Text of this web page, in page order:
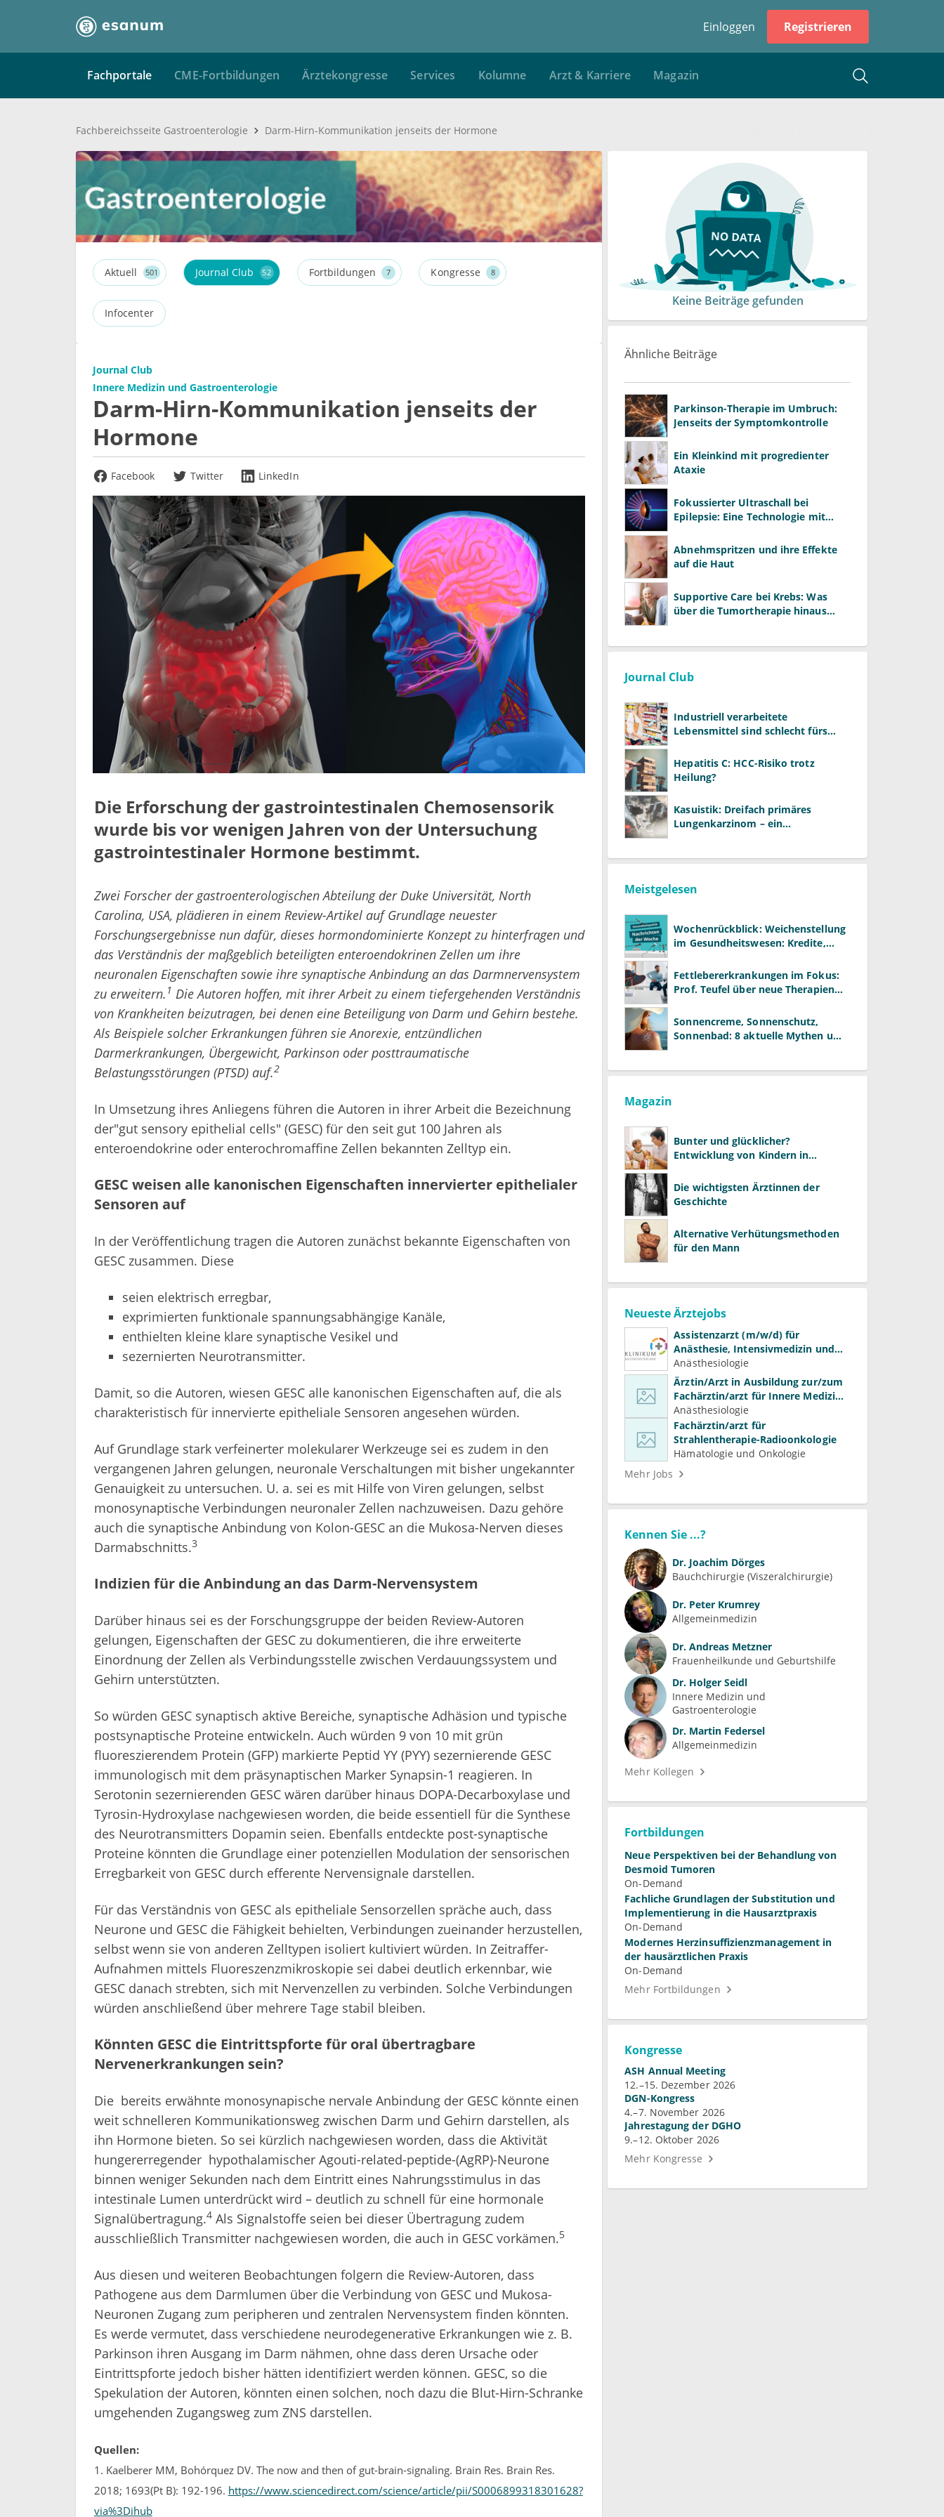
Einloggen Registrieren
Fachportale CME-Fortbildungen Ärztekongresse Services Kolumne Arzt & Karriere Magazin
Fachbereichsseite Gastroenterologie Darm-Hirn-Kommunikation jenseits der Hormone
Aktuell 501 Journal Club 52 Fortbildungen 7 Kongresse 8
Infocenter
Journal Club
Innere Medizin und Gastroenterologie
Darm-Hirn-Kommunikation jenseits der
Hormone
Facebook Twitter LinkedIn
Die Erforschung der gastrointestinalen Chemosensorik
wurde bis vor wenigen Jahren von der Untersuchung
gastrointestinaler Hormone bestimmt.
Zwei Forscher der gastroenterologischen Abteilung der Duke Universität, North
Carolina, USA, plädieren in einem Review-Artikel auf Grundlage neuester
Forschungsergebnisse nun dafür, dieses hormondominierte Konzept zu hinterfragen und
das Verständnis der maßgeblich beteiligten enteroendokrinen Zellen um ihre
neuronalen Eigenschaften sowie ihre synaptische Anbindung an das Darmnervensystem
zu erweitern. 1 Die Autoren hoffen, mit ihrer Arbeit zu einem tiefergehenden Verständnis
von Krankheiten beizutragen, bei denen eine Beteiligung von Darm und Gehirn bestehe.
Als Beispiele solcher Erkrankungen führen sie Anorexie, entzündlichen
Darmerkrankungen, Übergewicht, Parkinson oder posttraumatische
Belastungsstörungen (PTSD) auf.2
In Umsetzung ihres Anliegens führen die Autoren in ihrer Arbeit die Bezeichnung
der"gut sensory epithelial cells" (GESC) für den seit gut 100 Jahren als
enteroendokrine oder enterochromaffine Zellen bekannten Zelltyp ein.
GESC weisen alle kanonischen Eigenschaften innervierter epithelialer
Sensoren auf
In der Veröffentlichung tragen die Autoren zunächst bekannte Eigenschaften von
GESC zusammen. Diese
seien elektrisch erregbar,
exprimierten funktionale spannungsabhängige Kanäle,
enthielten kleine klare synaptische Vesikel und
sezernierten Neurotransmitter.
Damit, so die Autoren, wiesen GESC alle kanonischen Eigenschaften auf, die als
charakteristisch für innervierte epitheliale Sensoren angesehen würden.
Auf Grundlage stark verfeinerter molekularer Werkzeuge sei es zudem in den
vergangenen Jahren gelungen, neuronale Verschaltungen mit bisher ungekannter
Genauigkeit zu untersuchen. U. a. sei es mit Hilfe von Viren gelungen, selbst
monosynaptische Verbindungen neuronaler Zellen nachzuweisen. Dazu gehöre
auch die synaptische Anbindung von Kolon-GESC an die Mukosa-Nerven dieses
Darmabschnitts.3
Indizien für die Anbindung an das Darm-Nervensystem
Darüber hinaus sei es der Forschungsgruppe der beiden Review-Autoren
gelungen, Eigenschaften der GESC zu dokumentieren, die ihre erweiterte
Einordnung der Zellen als Verbindungsstelle zwischen Verdauungssystem und
Gehirn unterstützten.
So würden GESC synaptisch aktive Bereiche, synaptische Adhäsion und typische
postsynaptische Proteine entwickeln. Auch würden 9 von 10 mit grün
fluoreszierendem Protein (GFP) markierte Peptid YY (PYY) sezernierende GESC
immunologisch mit dem präsynaptischen Marker Synapsin-1 reagieren. In
Serotonin sezernierenden GESC wären darüber hinaus DOPA-Decarboxylase und
Tyrosin-Hydroxylase nachgewiesen worden, die beide essentiell für die Synthese
des Neurotransmitters Dopamin seien. Ebenfalls entdeckte post-synaptische
Proteine könnten die Grundlage einer potenziellen Modulation der sensorischen
Erregbarkeit von GESC durch efferente Nervensignale darstellen.
Für das Verständnis von GESC als epitheliale Sensorzellen spräche auch, dass
Neurone und GESC die Fähigkeit behielten, Verbindungen zueinander herzustellen,
selbst wenn sie von anderen Zelltypen isoliert kultiviert würden. In Zeitraffer-
Aufnahmen mittels Fluoreszenzmikroskopie sei dabei deutlich erkennbar, wie
GESC danach strebten, sich mit Nervenzellen zu verbinden. Solche Verbindungen
würden anschließend über mehrere Tage stabil bleiben.
Könnten GESC die Eintrittspforte für oral übertragbare
Nervenerkrankungen sein?
Die bereits erwähnte monosynapische nervale Anbindung der GESC könnte einen
weit schnelleren Kommunikationsweg zwischen Darm und Gehirn darstellen, als
ihn Hormone bieten. So sei kürzlich nachgewiesen worden, dass die Aktivität
hungererregender hypothalamischer Agouti-related-peptide-(AgRP)-Neurone
binnen weniger Sekunden nach dem Eintritt eines Nahrungsstimulus in das
intestinale Lumen unterdrückt wird – deutlich zu schnell für eine hormonale
Signalübertragung.4Als Signalstoffe seien bei dieser Übertragung zudem
ausschließlich Transmitter nachgewiesen worden, die auch in GESC vorkämen.5
Aus diesen und weiteren Beobachtungen folgern die Review-Autoren, dass
Pathogene aus dem Darmlumen über die Verbindung von GESC und Mukosa-
Neuronen Zugang zum peripheren und zentralen Nervensystem finden könnten.
Es werde vermutet, dass verschiedene neurodegenerative Erkrankungen wie z. B.
Parkinson ihren Ausgang im Darm nähmen, ohne dass deren Ursache oder
Eintrittspforte jedoch bisher hätten identifiziert werden können. GESC, so die
Spekulation der Autoren, könnten einen solchen, noch dazu die Blut-Hirn-Schranke
umgehenden Zugangsweg zum ZNS darstellen.
Quellen:
1. Kaelberer MM, Bohórquez DV. The now and then of gut-brain-signaling. Brain Res. Brain Res.
2018; 1693(Pt B): 192-196. https://www.sciencedirect.com/science/article/pii/S0006899318301628?
via%3Dihub
Keine Beiträge gefunden
Ähnliche Beiträge
Parkinson-Therapie im Umbruch:
Jenseits der Symptomkontrolle
Ein Kleinkind mit progredienter
Ataxie
Fokussierter Ultraschall bei
Epilepsie: Eine Technologie mit
Abnehmspritzen und ihre Effekte
auf die Haut
Supportive Care bei Krebs: Was
über die Tumortherapie hinaus
Journal Club
Industriell verarbeitete
Lebensmittel sind schlecht fürs
Hepatitis C: HCC-Risiko trotz
Heilung?
Kasuistik: Dreifach primäres
Lungenkarzinom – ein
Meistgelesen
Wochenrückblick: Weichenstellung
im Gesundheitswesen: Kredite,
Fettlebererkrankungen im Fokus:
Prof. Teufel über neue Therapien
Sonnencreme, Sonnenschutz,
Sonnenbad: 8 aktuelle Mythen und
Magazin
Bunter und glücklicher?
Entwicklung von Kindern in
Die wichtigsten Ärztinnen der
Geschichte
Alternative Verhütungsmethoden
für den Mann
Neueste Ärztejobs
Assistenzarzt (m/w/d) für
Anästhesie, Intensivmedizin und
Schmerztherapie
Anästhesiologie
Ärztin/Arzt in Ausbildung zur/zum
Fachärztin/arzt für Innere Medizin
(Kardiologie, Nephrologie,
Intensivmedizin)
Anästhesiologie
Fachärztin/arzt für
Strahlentherapie-Radioonkologie
Hämatologie und Onkologie
Mehr Jobs
Kennen Sie ...?
Dr. Joachim Dörges
Bauchchirurgie (Viszeralchirurgie)
Dr. Peter Krumrey
Allgemeinmedizin
Dr. Andreas Metzner
Frauenheilkunde und Geburtshilfe
Dr. Holger Seidl
Innere Medizin und
Gastroenterologie
Dr. Martin Federsel
Allgemeinmedizin
Mehr Kollegen
Fortbildungen
Neue Perspektiven bei der Behandlung von
Desmoid Tumoren
On-Demand
Fachliche Grundlagen der Substitution und
Implementierung in die Hausarztpraxis
On-Demand
Modernes Herzinsuffizienzmanagement in
der hausärztlichen Praxis
On-Demand
Mehr Fortbildungen
Kongresse
ASH Annual Meeting
12.–15. Dezember 2026
DGN-Kongress
4.–7. November 2026
Jahrestagung der DGHO
9.–12. Oktober 2026
Mehr Kongresse